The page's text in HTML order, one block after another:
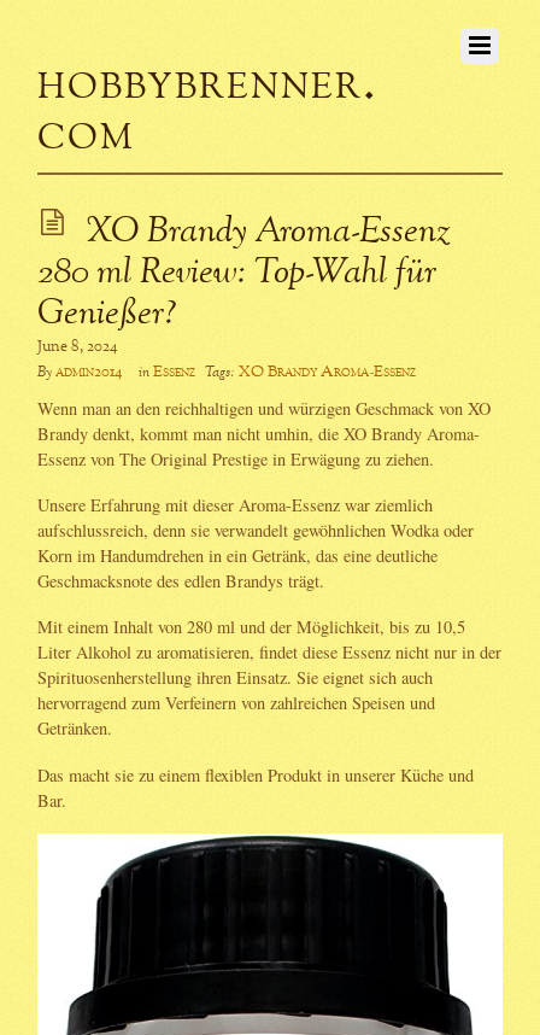
hobbybrenner.
com
XO Brandy Aroma-Essenz
280 ml Review: Top-Wahl für
Genießer?
June 8, 2024
Byadmin2014 inEssenz Tags: XO Brandy Aroma-Essenz
Wenn man an den reichhaltigen und würzigen Geschmack von XO
Brandy denkt, kommt man nicht umhin, die XO Brandy Aroma-
Essenz von The Original Prestige in Erwägung zu ziehen.
Unsere Erfahrung mit dieser Aroma-Essenz war ziemlich
aufschlussreich, denn sie verwandelt gewöhnlichen Wodka oder
Korn im Handumdrehen in ein Getränk, das eine deutliche
Geschmacksnote des edlen Brandys trägt.
Mit einem Inhalt von 280 ml und der Möglichkeit, bis zu 10,5
Liter Alkohol zu aromatisieren, findet diese Essenz nicht nur in der
Spirituosenherstellung ihren Einsatz. Sie eignet sich auch
hervorragend zum Verfeinern von zahlreichen Speisen und
Getränken.
Das macht sie zu einem flexiblen Produkt in unserer Küche und
Bar.